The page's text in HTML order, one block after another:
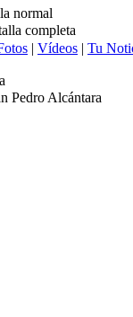
normal
completa
| Vídeos | Tu
Pedro Alcántara